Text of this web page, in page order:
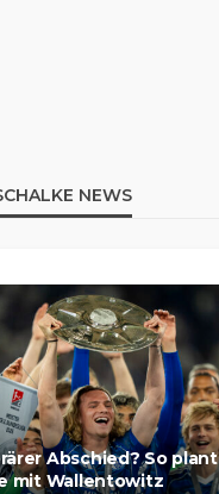
NEWS
Abschied? So plant
mit Wallentowitz